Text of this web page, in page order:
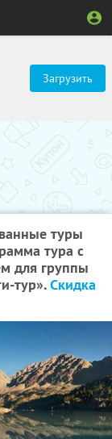
Загрузить
туры
тура с
для группы
тур».Скидка